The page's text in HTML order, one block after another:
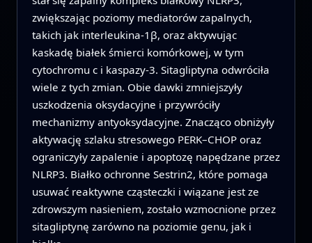
zwiększając poziomy mediatorów zapalnych,
takich jak interleukina‑1β, oraz aktywując
kaskadę białek śmierci komórkowej, w tym
cytochromu c i kaspazy‑3. Sitagliptyna odwróciła
wiele z tych zmian. Obie dawki zmniejszyły
uszkodzenia oksydacyjne i przywróciły
mechanizmy antyoksydacyjne. Znacząco obniżyły
aktywację szlaku stresowego PERK–CHOP oraz
ograniczyły zapalenie i apoptozę napędzane przez
NLRP3. Białko ochronne Sestrin2, które pomaga
usuwać reaktywne cząsteczki i wiązane jest ze
zdrowszym nasieniem, zostało wzmocnione przez
sitagliptynę zarówno na poziomie genu, jak i